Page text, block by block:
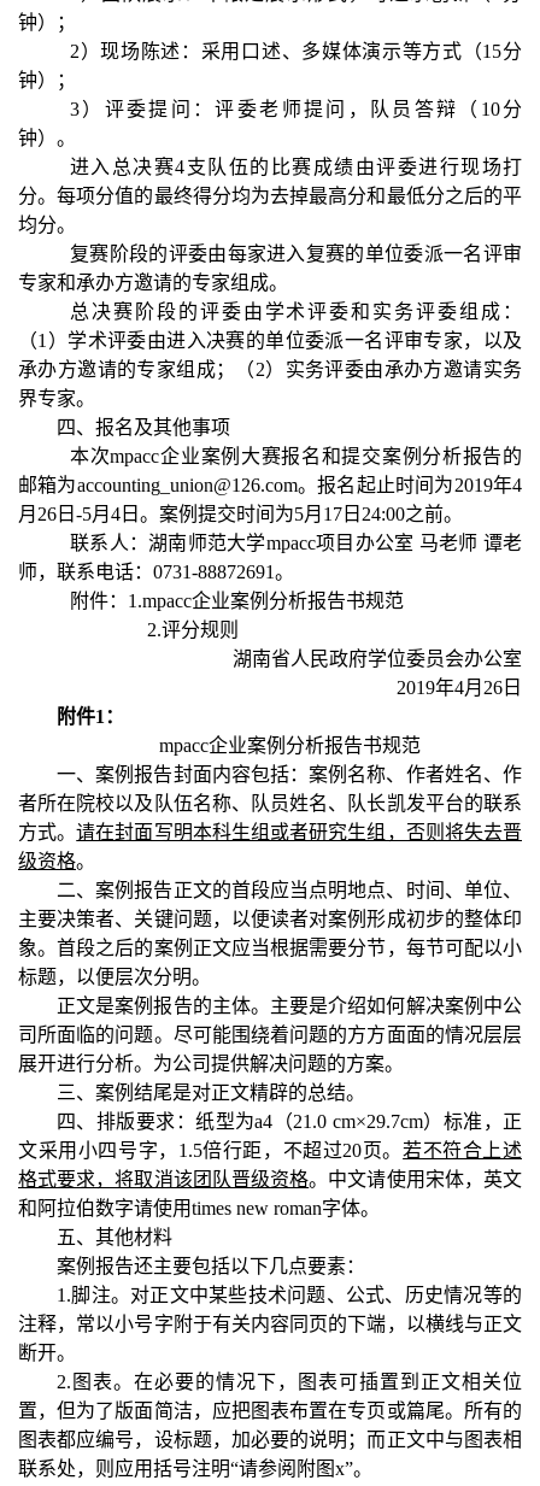
钟）；
2）现场陈述：采用口述、多媒体演示等方式（15分
钟）；
3）评委提问：评委老师提问，队员答辩（10分
钟）。
进入总决赛4支队伍的比赛成绩由评委进行现场打
分。每项分值的最终得分均为去掉最高分和最低分之后的平
均分。
复赛阶段的评委由每家进入复赛的单位委派一名评审
专家和承办方邀请的专家组成。
总决赛阶段的评委由学术评委和实务评委组成：
（1）学术评委由进入决赛的单位委派一名评审专家，以及
承办方邀请的专家组成；（2）实务评委由承办方邀请实务
界专家。
四、报名及其他事项
本次mpacc企业案例大赛报名和提交案例分析报告的
邮箱为accounting_union@126.com。报名起止时间为2019年4
月26日-5月4日。案例提交时间为5月17日24:00之前。
联系人：湖南师范大学mpacc项目办公室 马老师 谭老
师，联系电话：0731-88872691。
附件：1.mpacc企业案例分析报告书规范
2.评分规则
湖南省人民政府学位委员会办公室
2019年4月26日
附件1：
mpacc企业案例分析报告书规范
一、案例报告封面内容包括：案例名称、作者姓名、作
者所在院校以及队伍名称、队员姓名、队长凯发平台的联系
方式。请在封面写明本科生组或者研究生组，否则将失去晋
级资格。
二、案例报告正文的首段应当点明地点、时间、单位、
主要决策者、关键问题，以便读者对案例形成初步的整体印
象。首段之后的案例正文应当根据需要分节，每节可配以小
标题，以便层次分明。
正文是案例报告的主体。主要是介绍如何解决案例中公
司所面临的问题。尽可能围绕着问题的方方面面的情况层层
展开进行分析。为公司提供解决问题的方案。
三、案例结尾是对正文精辟的总结。
四、排版要求：纸型为a4（21.0 cm×29.7cm）标准，正
文采用小四号字，1.5倍行距，不超过20页。若不符合上述
格式要求，将取消该团队晋级资格。中文请使用宋体，英文
和阿拉伯数字请使用times new roman字体。
五、其他材料
案例报告还主要包括以下几点要素：
1.脚注。对正文中某些技术问题、公式、历史情况等的
注释，常以小号字附于有关内容同页的下端，以横线与正文
断开。
2.图表。在必要的情况下，图表可插置到正文相关位
置，但为了版面简洁，应把图表布置在专页或篇尾。所有的
图表都应编号，设标题，加必要的说明；而正文中与图表相
联系处，则应用括号注明“请参阅附图x”。